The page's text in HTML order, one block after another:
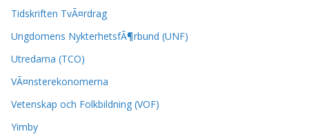
Tidskriften TvÃ¤rdrag
Ungdomens NykterhetsfÃ¶rbund (UNF)
Utredarna (TCO)
VÃ¤nsterekonomerna
Vetenskap och Folkbildning (VOF)
Yimby